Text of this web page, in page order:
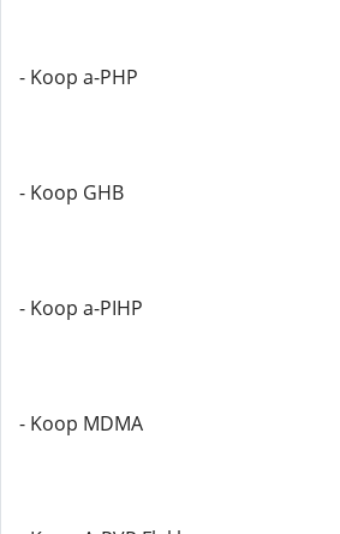
- Koop a-PHP
- Koop GHB
- Koop a-PIHP
- Koop MDMA